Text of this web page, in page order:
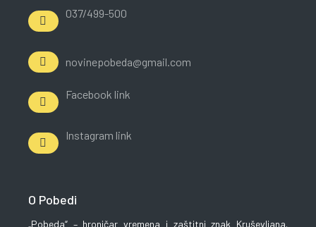
037/499-500
novinepobeda@gmail.com
Facebook link
Instagram link
O Pobedi
„Pobeda“ – hroničar vremena i zaštitni znak Kruševljana.